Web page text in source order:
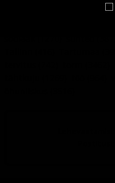
päevahoroskoop